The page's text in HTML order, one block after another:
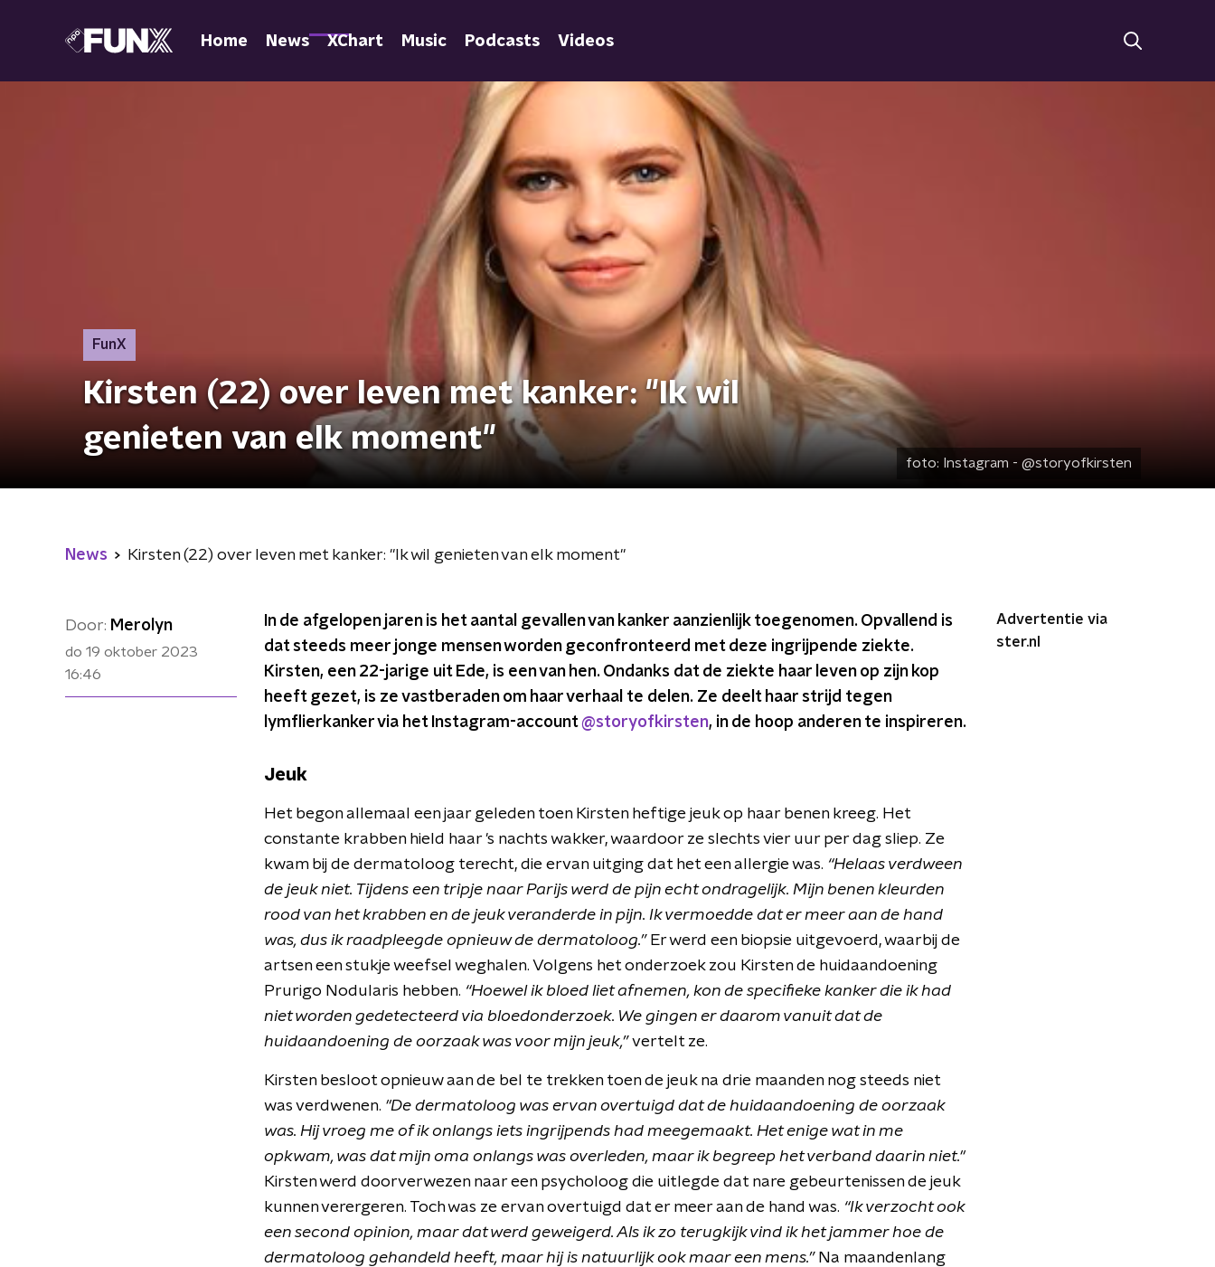
Home News XChart Music Podcasts Videos
FunX
Kirsten (22) over leven met kanker: "Ik wil
genieten van elk moment"
foto: Instagram - @storyofkirsten
News Kirsten (22) over leven met kanker: "Ik wil genieten van elk moment"
Door: Merolyn
do 19 oktober 2023
16:46
In de afgelopen jaren is het aantal gevallen van kanker aanzienlijk toegenomen. Opvallend is
dat steeds meer jonge mensen worden geconfronteerd met deze ingrijpende ziekte.
Kirsten, een 22-jarige uit Ede, is een van hen. Ondanks dat de ziekte haar leven op zijn kop
heeft gezet, is ze vastberaden om haar verhaal te delen. Ze deelt haar strijd tegen
lymflierkanker via het Instagram-account@storyofkirsten, in de hoop anderen te inspireren.
Jeuk
Het begon allemaal een jaar geleden toen Kirsten heftige jeuk op haar benen kreeg. Het
constante krabben hield haar 's nachts wakker, waardoor ze slechts vier uur per dag sliep. Ze
kwam bij de dermatoloog terecht, die ervan uitging dat het een allergie was. “Helaas verdween
de jeuk niet. Tijdens een tripje naar Parijs werd de pijn echt ondragelijk. Mijn benen kleurden
rood van het krabben en de jeuk veranderde in pijn. Ik vermoedde dat er meer aan de hand
was, dus ik raadpleegde opnieuw de dermatoloog.” Er werd een biopsie uitgevoerd, waarbij de
artsen een stukje weefsel weghalen. Volgens het onderzoek zou Kirsten de huidaandoening
Prurigo Nodularis hebben. “Hoewel ik bloed liet afnemen, kon de specifieke kanker die ik had
niet worden gedetecteerd via bloedonderzoek. We gingen er daarom vanuit dat de
huidaandoening de oorzaak was voor mijn jeuk,”vertelt ze.
Kirsten besloot opnieuw aan de bel te trekken toen de jeuk na drie maanden nog steeds niet
was verdwenen. "De dermatoloog was ervan overtuigd dat de huidaandoening de oorzaak
was. Hij vroeg me of ik onlangs iets ingrijpends had meegemaakt. Het enige wat in me
opkwam, was dat mijn oma onlangs was overleden, maar ik begreep het verband daarin niet."
Kirsten werd doorverwezen naar een psycholoog die uitlegde dat nare gebeurtenissen de jeuk
kunnen verergeren. Toch was ze ervan overtuigd dat er meer aan de hand was. “Ik verzocht ook
een second opinion, maar dat werd geweigerd. Als ik zo terugkijk vind ik het jammer hoe de
dermatoloog gehandeld heeft, maar hij is natuurlijk ook maar een mens.”Na maandenlang
Advertentie via
ster.nl